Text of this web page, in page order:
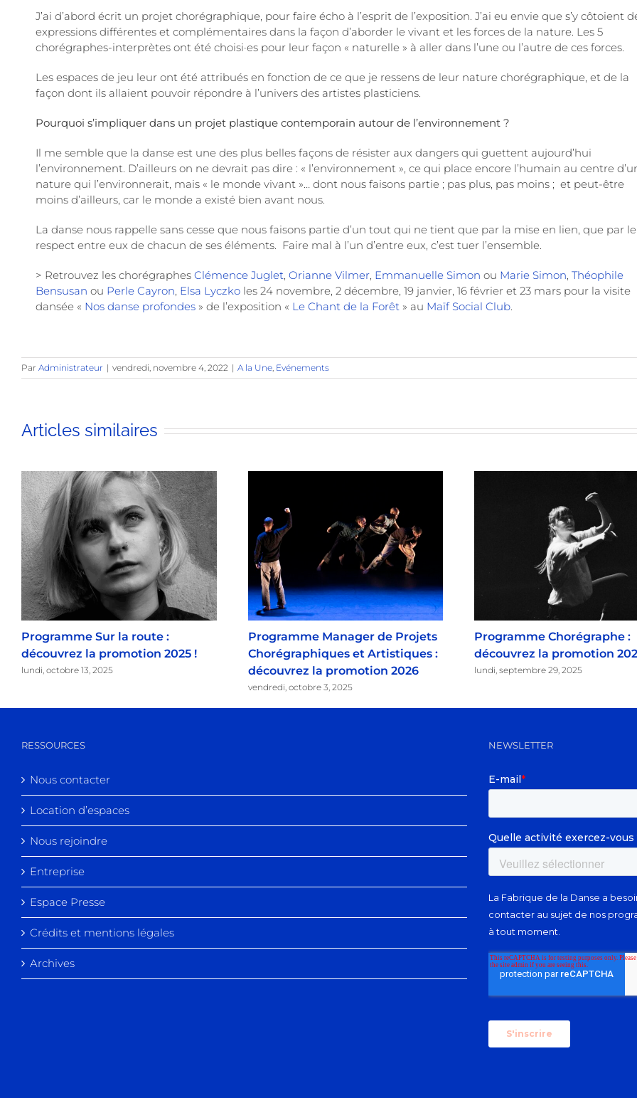
J’ai d’abord écrit un projet chorégraphique, pour faire écho à l’esprit de l’exposition. J’ai eu envie que s’y côtoient
expressions différentes et complémentaires dans la façon d’aborder le vivant et les forces de la nature. Les 5
chorégraphes-interprètes ont été choisi·es pour leur façon « naturelle » à aller dans l’une ou l’autre de ces forces.
Les espaces de jeu leur ont été attribués en fonction de ce que je ressens de leur nature chorégraphique, et de la
façon dont ils allaient pouvoir répondre à l’univers des artistes plasticiens.
Pourquoi s’impliquer dans un projet plastique contemporain autour de l’environnement ?
Il me semble que la danse est une des plus belles façons de résister aux dangers qui guettent aujourd’hui
l’environnement. D’ailleurs on ne devrait pas dire : « l’environnement », ce qui place encore l’humain au centre
nature qui l’environnerait, mais « le monde vivant »… dont nous faisons partie ; pas plus, pas moins ; et peut-être
moins d’ailleurs, car le monde a existé bien avant nous.
La danse nous rappelle sans cesse que nous faisons partie d’un tout qui ne tient que par la mise en lien, que par le
respect entre eux de chacun de ses éléments. Faire mal à l’un d’entre eux, c’est tuer l’ensemble.
> Retrouvez les chorégraphes Clémence Juglet Orianne Vilmer, Emmanuelle Simon ou Marie Simon Théophile
Bensusan ou Perle Cayron Elsa Lyczkoles 24 novembre, 2 décembre, 19 janvier, 16 février et 23 mars pour la visite
dansée « Nos danse profondes» de l’exposition « Le Chant de la Forêt » au Maïf Social Club.
Par Administrateur | vendredi, novembre 4, 2022 | A la Une Evénements
Articles similaires
Programme Sur la route :
découvrez la promotion 2025 !
lundi, octobre 13, 2025
Programme Manager de Projets
Chorégraphiques et Artistiques :
découvrez la promotion 2026
vendredi, octobre 3, 2025
Programme Chorégraphe :
découvrez la promotion
lundi, septembre 29, 2025
RESSOURCES
Nous contacter
Location d’espaces
Nous rejoindre
Entreprise
Espace Presse
Crédits et mentions légales
Archives
NEWSLETTER